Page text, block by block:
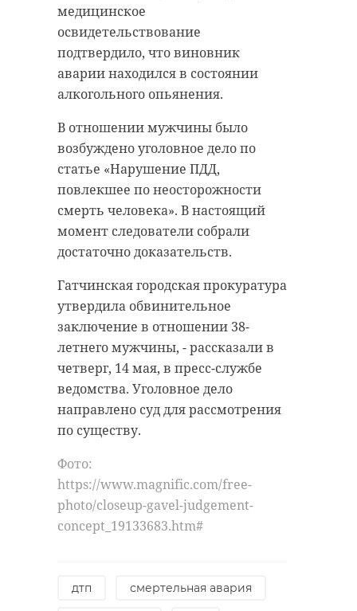
медицинское
освидетельствование
подтвердило, что виновник
аварии находился в состоянии
алкогольного опьянения.
В отношении мужчины было
возбуждено уголовное дело по
статье «Нарушение ПДД,
повлекшее по неосторожности
смерть человека». В настоящий
момент следователи собрали
достаточно доказательств.
Гатчинская городская прокуратура
утвердила обвинительное
заключение в отношении 38-
летнего мужчины, - рассказали в
четверг, 14 мая, в пресс-службе
ведомства. Уголовное дело
направлено суд для рассмотрения
по существу.
Фото:
https://www.magnific.com/free-
photo/closeup-gavel-judgement-
concept_19133683.htm#
дтп смертельная авария